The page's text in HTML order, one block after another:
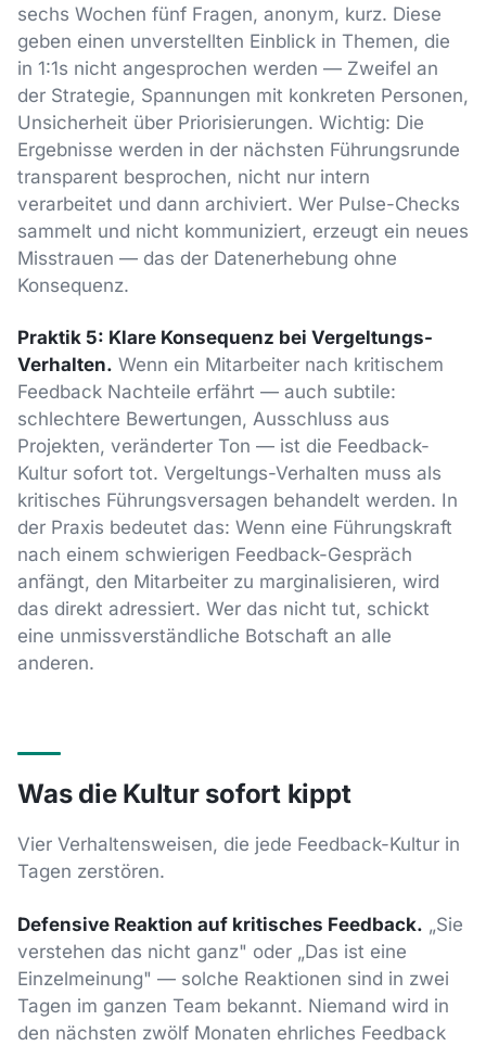
sechs Wochen fünf Fragen, anonym, kurz. Diese
geben einen unverstellten Einblick in Themen, die
in 1:1s nicht angesprochen werden — Zweifel an
der Strategie, Spannungen mit konkreten Personen,
Unsicherheit über Priorisierungen. Wichtig: Die
Ergebnisse werden in der nächsten Führungsrunde
transparent besprochen, nicht nur intern
verarbeitet und dann archiviert. Wer Pulse-Checks
sammelt und nicht kommuniziert, erzeugt ein neues
Misstrauen — das der Datenerhebung ohne
Konsequenz.
Praktik 5: Klare Konsequenz bei Vergeltungs-
Verhalten. Wenn ein Mitarbeiter nach kritischem
Feedback Nachteile erfährt — auch subtile:
schlechtere Bewertungen, Ausschluss aus
Projekten, veränderter Ton — ist die Feedback-
Kultur sofort tot. Vergeltungs-Verhalten muss als
kritisches Führungsversagen behandelt werden. In
der Praxis bedeutet das: Wenn eine Führungskraft
nach einem schwierigen Feedback-Gespräch
anfängt, den Mitarbeiter zu marginalisieren, wird
das direkt adressiert. Wer das nicht tut, schickt
eine unmissverständliche Botschaft an alle
anderen.
Was die Kultur sofort kippt
Vier Verhaltensweisen, die jede Feedback-Kultur in
Tagen zerstören.
Defensive Reaktion auf kritisches Feedback. „Sie
verstehen das nicht ganz" oder „Das ist eine
Einzelmeinung" — solche Reaktionen sind in zwei
Tagen im ganzen Team bekannt. Niemand wird in
den nächsten zwölf Monaten ehrliches Feedback